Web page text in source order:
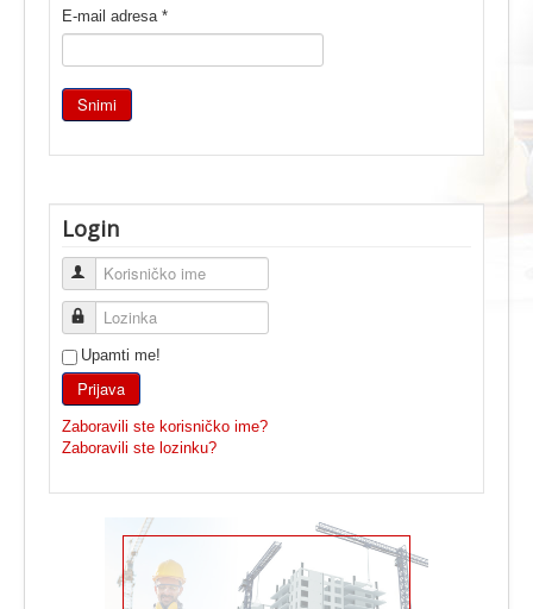
E-mail adresa*
Snimi
Login
Korisničko ime
Lozinka
Upamti me!
Prijava
Zaboravili ste korisničko ime?
Zaboravili ste lozinku?